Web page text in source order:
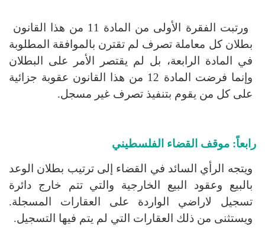
ورتبت الفقرة الأولى من المادة 11 من هذا القانون
بطلان كل معاملة تصرف لم تقترن بالموافقة المطلوبة
في المادة الرابعة، بل لم يقتصر الأمر على البطلان
وإنما فرضت المادة 12 من هذا القانون عقوبة جزائية
على كل من يقوم بتنفيذ تصرف غير مسجل.
رابعاً: موقف القضاء الفلسطيني
ويتجه الرأي السائد في القضاء إلى ترتيب بطلان الوعد
بالبيع وعقود البيع الخارجية والتي تتم خارج دائرة
تسجيل لاراضي الواردة على العقارات المسجلة.
ويستثنى من ذلك العقارات التي لم يتم فيها التسجيل.